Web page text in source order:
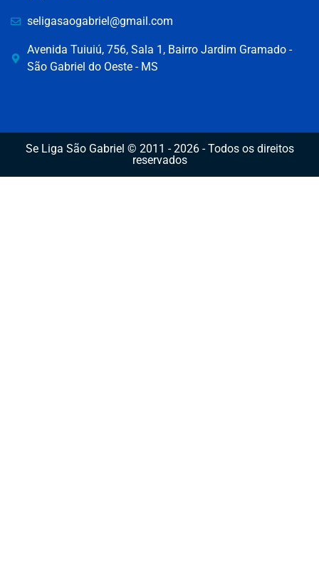
seligasaogabriel@gmail.com
Avenida Tuiuiú, 756, Sala 1, Bairro Jardim Gramado -
São Gabriel do Oeste - MS
Se Liga São Gabriel © 2011 - 2026 - Todos os direitos
reservados